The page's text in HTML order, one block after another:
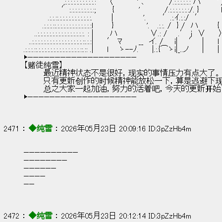
,:.:.:.:.:.:.:.:.:.:.: ′ 〈　　　　 ' ､　　　　 /.:.:.:.:.:.: ハ　 　 ’,
′:.:.:.:.:.:.:.:.:;　　　{　　　 　'　　　　 /.:.:.:.:.:.:.:/. }　　　　
.:.:.::.:.:.:.:.:.:.:.:.:.:.:.　　　 |　　　　 　'.　　　′.:.ｲ.:.:/　′
.:.:.:.::.:.:.:.:.:.:.:.:.:.:.:.:l　　　 }　　　　　　'.　 .:.:. /　} /　ハ　　　 {
..:.:.:.:.:.:.:.:.:.:.:.:.:.:.:.:. : |　　　ハ 　　　　 　∨.: /　　.′ j　∨　　
..:.:.:.:.:.:.:.:.:.:.:.:.:.:.:.:.:.::.:.:|　　 ′ ﾏ　　　__　イ. /　　i|　　′　|　　 l
.:.:.:.::.:.:.:.:.:.:.:.:.:.:.:.:.:.:.::.:: .| 　　l　　ゝ--ﾉ.　 　|.:.{⌒ゝi|_..ノ　　 | 　　|
▶————————————————————
【赌徒纯雪】
        最近精神状态不是很好，现实的事情压力有点大了。
只有更新创作的时候精神能放松一下，算是逃避下
总之大家一起加油，努力的活着吧，今天的更新开
▶————————————————————
2471 ： ◆纯雪 ： 2026年05月23日 20:09:16 ID:3pZzHb4m
——————————
————————
——————
————
——
2472 ： ◆纯雪 ： 2026年05月23日 20:12:14 ID:3pZzHb4m